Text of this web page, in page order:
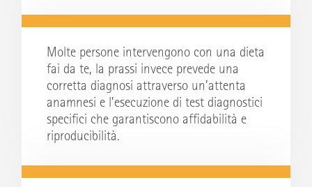
Molte persone intervengono con una dieta
fai da te, la prassi invece prevede una
corretta diagnosi attraverso un’attenta
anamnesi e l’esecuzione di test diagnostici
specifici che garantiscono affidabilità e
riproducibilità.